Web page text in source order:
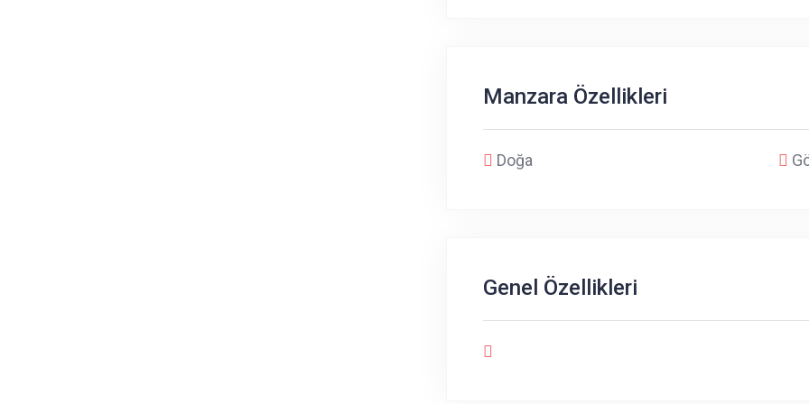
Manzara Özellikleri
Doğa
Genel Özellikleri